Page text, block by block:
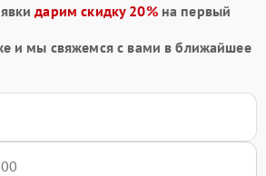
дарим скидку 20%на первый
и мы свяжемся с вами в ближайшее